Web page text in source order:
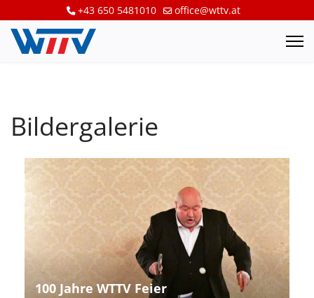
+43 650 5481010 office@wttv.at
Bildergalerie
100 Jahre WTTV Feier